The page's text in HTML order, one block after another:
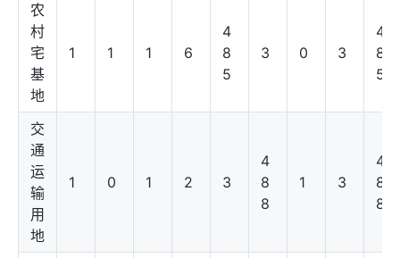
农
村
宅
基
地
1 1 1 6
4
8
5
3 0 3
4
8
5
交
通
运
输
用
地
1 0 1 2 3
4
8
8
1 3
4
8
8